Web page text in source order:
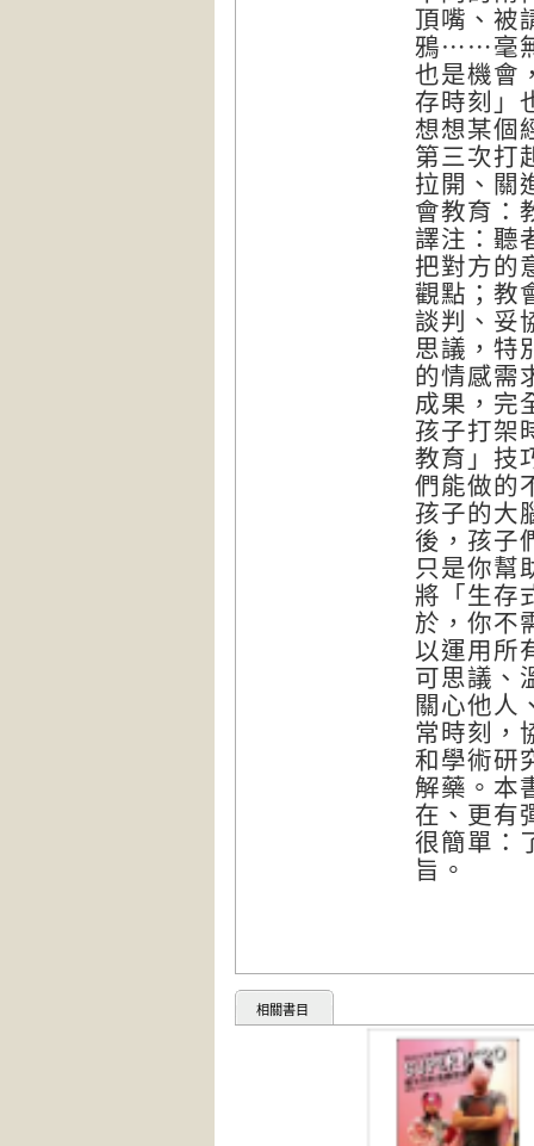
頂嘴、被
鴉⋯⋯毫無
也是機會
存時刻」
想想某個
第三次打
拉開、關
會教育：
譯注：聽
把對方的
觀點；教
談判、妥
思議，特
的情感需
成果，完
孩子打架
教育」技
們能做的
孩子的大
後，孩子
只是你幫
將「生存
於，你不
以運用所
可思議、
關心他人
常時刻，
和學術研
解藥。本
在、更有
很簡單：
旨。
相關書目